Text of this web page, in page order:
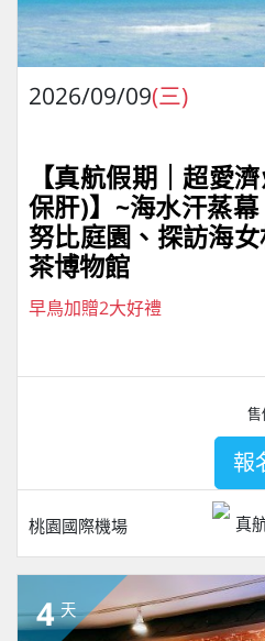
2026/09/09(三)
【真航假期｜超愛
保肝)】~海水汗蒸
努比庭園、探訪海
茶博物館
早鳥加贈2大好禮
桃園國際機場 真
售
報
4 天